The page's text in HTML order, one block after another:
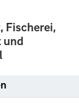
Fischerei,
und